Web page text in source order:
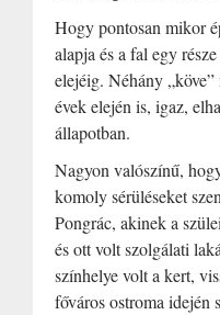
Hogy pontosan mikor
alapja és a fal egy
elejéig. Néhány
évek elején is, igaz,
állapotban.
Nagyon valószínű,
komoly sérüléseket
Pongrác, akinek a
és ott volt szolgálati
színhelye volt a kert,
főváros ostroma idején